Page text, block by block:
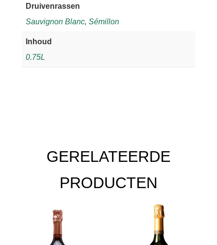
Druivenrassen
Sauvignon Blanc, Sémillon
Inhoud
0.75L
GERELATEERDE
PRODUCTEN